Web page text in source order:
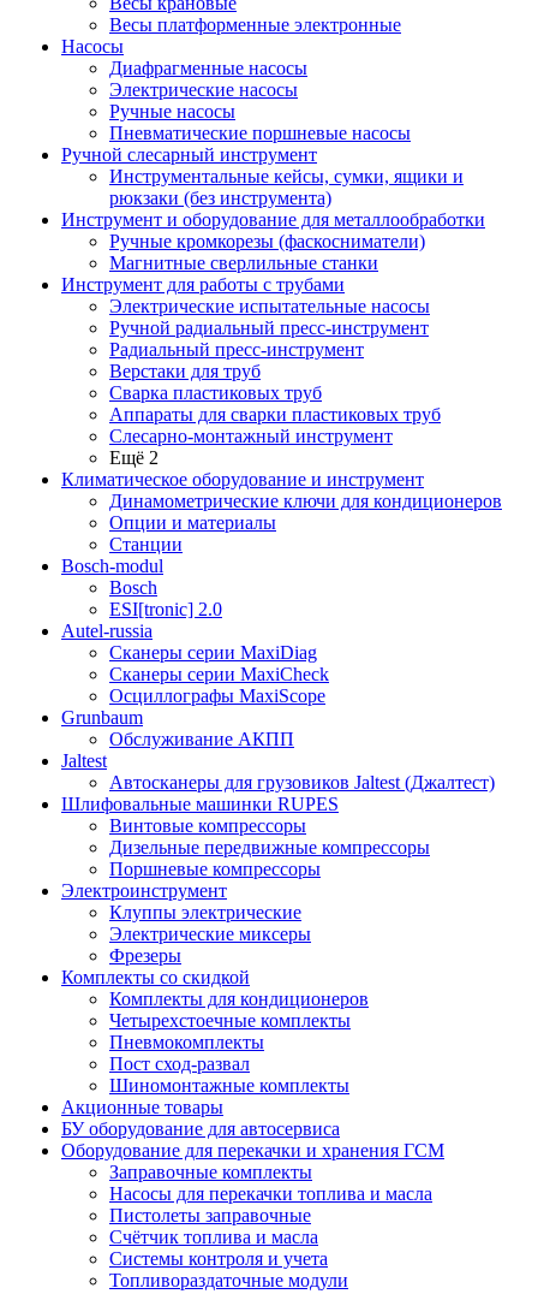
Весы платформенные электронные
Насосы
Диафрагменные насосы
Электрические насосы
Ручные насосы
Пневматические поршневые насосы
Ручной слесарный инструмент
Инструментальные кейсы, сумки, ящики и
рюкзаки (без инструмента)
Инструмент и оборудование для металлообработки
Ручные кромкорезы (фаскосниматели)
Магнитные сверлильные станки
Инструмент для работы с трубами
Электрические испытательные насосы
Ручной радиальный пресс-инструмент
Радиальный пресс-инструмент
Верстаки для труб
Сварка пластиковых труб
Аппараты для сварки пластиковых труб
Слесарно-монтажный инструмент
Ещё 2
Климатическое оборудование и инструмент
Динамометрические ключи для кондиционеров
Опции и материалы
Станции
Bosch-modul
Bosch
ESI[tronic] 2.0
Autel-russia
Сканеры серии MaxiDiag
Сканеры серии MaxiCheck
Осциллографы MaxiScope
Grunbaum
Обслуживание АКПП
Jaltest
Автосканеры для грузовиков Jaltest (Джалтест)
Шлифовальные машинки RUPES
Винтовые компрессоры
Дизельные передвижные компрессоры
Поршневые компрессоры
Электроинструмент
Клуппы электрические
Электрические миксеры
Фрезеры
Комплекты со скидкой
Комплекты для кондиционеров
Четырехстоечные комплекты
Пневмокомплекты
Пост сход-развал
Шиномонтажные комплекты
Акционные товары
БУ оборудование для автосервиса
Оборудование для перекачки и хранения ГСМ
Заправочные комплекты
Насосы для перекачки топлива и масла
Пистолеты заправочные
Счётчик топлива и масла
Системы контроля и учета
Топливораздаточные модули